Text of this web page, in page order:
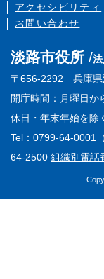
アクセシビリティ
お問い合わせ
淡路市役所
〒656-2292 兵庫県
開庁時間：月曜日か
休日・年末年始を除
Tel：0799-64-
64-2500 組織別電話